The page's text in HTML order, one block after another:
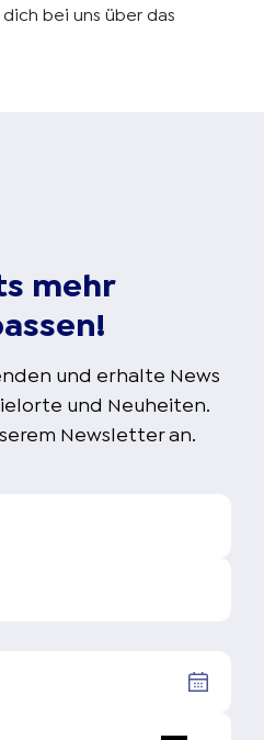
bei uns über das
mehr
und erhalte News
und Neuheiten.
Newsletter an.